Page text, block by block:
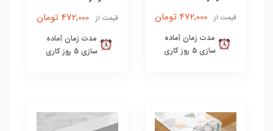
قیمت از 472,000 تومان
مدت زمان آماده
سازی 5 روز کاری
قیمت از 472,000 تومان
مدت زمان آماده
سازی 5 روز کاری